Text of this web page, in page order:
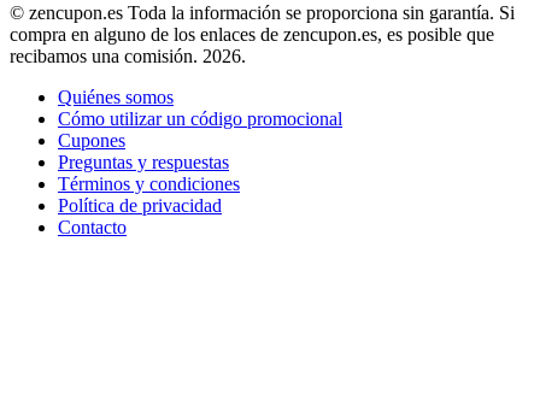
© zencupon.es Toda la información se proporciona sin garantía. Si
compra en alguno de los enlaces de zencupon.es, es posible que
recibamos una comisión. 2026.
Quiénes somos
Cómo utilizar un código promocional
Cupones
Preguntas y respuestas
Términos y condiciones
Política de privacidad
Contacto